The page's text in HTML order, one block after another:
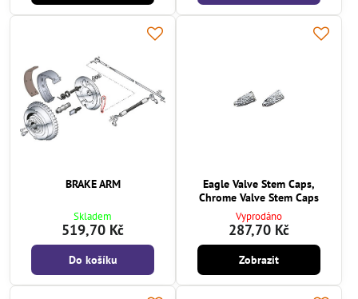
BRAKE ARM
Skladem
519,70 Kč
Do košíku
Eagle Valve Stem Caps,
Chrome Valve Stem Caps
Vyprodáno
287,70 Kč
Zobrazit